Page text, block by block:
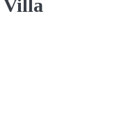
Villa